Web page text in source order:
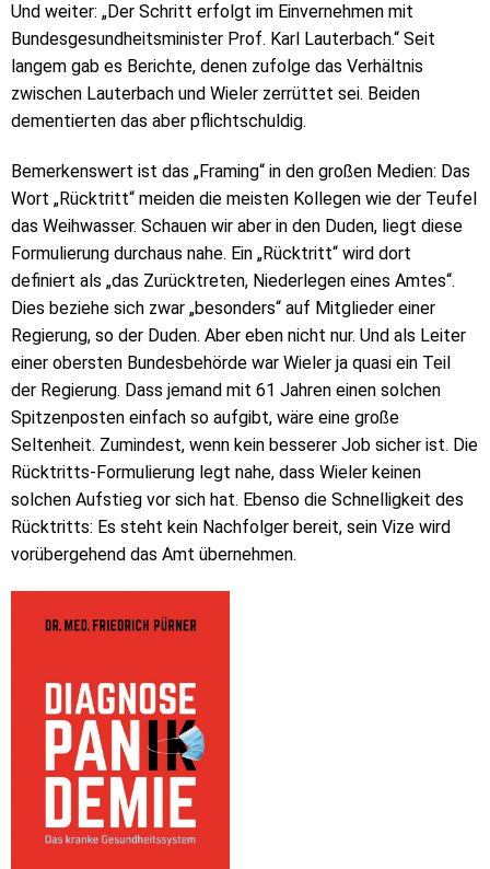
Und weiter: „Der Schritt erfolgt im Einvernehmen mit
Bundesgesundheitsminister Prof. Karl Lauterbach.“ Seit
langem gab es Berichte, denen zufolge das Verhältnis
zwischen Lauterbach und Wieler zerrüttet sei. Beiden
dementierten das aber pflichtschuldig.
Bemerkenswert ist das „Framing“ in den großen Medien: Das
Wort „Rücktritt“ meiden die meisten Kollegen wie der Teufel
das Weihwasser. Schauen wir aber in den Duden, liegt diese
Formulierung durchaus nahe. Ein „Rücktritt“ wird dort
definiert als „das Zurücktreten, Niederlegen eines Amtes“.
Dies beziehe sich zwar „besonders“ auf Mitglieder einer
Regierung, so der Duden. Aber eben nicht nur. Und als Leiter
einer obersten Bundesbehörde war Wieler ja quasi ein Teil
der Regierung. Dass jemand mit 61 Jahren einen solchen
Spitzenposten einfach so aufgibt, wäre eine große
Seltenheit. Zumindest, wenn kein besserer Job sicher ist. Die
Rücktritts-Formulierung legt nahe, dass Wieler keinen
solchen Aufstieg vor sich hat. Ebenso die Schnelligkeit des
Rücktritts: Es steht kein Nachfolger bereit, sein Vize wird
vorübergehend das Amt übernehmen.